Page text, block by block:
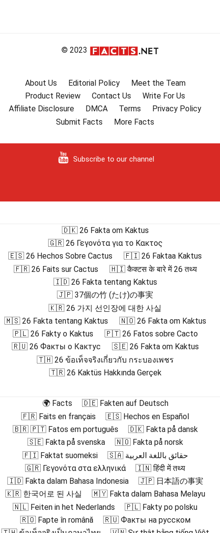
© 2023
About Us Editorial Policy
Meet the Team
Product Review
Contact Us
Write For Us
Affiliate Disclosure
DMCA Terms
Privacy Policy
Submit Facts
More Facts
Subscribe to our channel
🇩🇰 26 Fakta om Kaktus
🇬🇷 26 Γεγονότα για το Κακτος
🇪🇸 26 Hechos Sobre Cactus
🇫🇮 26 Faktaa Kaktus
🇫🇷 26 Faits sur Cactus
🇭🇮 कैक्टस के बारे में 26 तथ्य
🇮🇩 26 Fakta tentang Kaktus
🇯🇵 37個の竹 (たけ)の事実
🇰🇷 26 가지 선인장에 대한 사실
🇲🇸 26 Fakta tentang Kaktus
🇳🇴 26 Fakta om Kaktus
🇵🇱 26 Fakty o Kaktus
🇵🇹 26 Fatos sobre Cacto
🇷🇺 26 Факты о Кактус
🇸🇪 26 Fakta om Kaktus
🇹🇭 26 ข้อเท็จจริงเกี่ยวกับ กระบองเพชร
🇹🇷 26 Kaktüs Hakkında Gerçek
🌍 Facts
🇩🇪 Fakten auf Deutsch
🇫🇷 Faits en français
🇪🇸 Hechos en Español
🇧🇷 🇵🇹 Fatos em português
🇩🇰 Fakta på dansk
🇸🇪 Fakta på svenska
🇳🇴 Fakta på norsk
🇫🇮 Faktat suomeksi
🇸🇦 حقائق باللغة العربية
🇬🇷 Γεγονότα στα ελληνικά
🇮🇳 हिंदी में तथ्य
🇮🇩 Fakta dalam Bahasa Indonesia
🇯🇵 日本語の事実
🇰🇷 한국어로 된 사실
🇲🇾 Fakta dalam Bahasa Melayu
🇳🇱 Feiten in het Nederlands
🇵🇱 Fakty po polsku
🇷🇴 Fapte în română
🇷🇺 Факты на русском